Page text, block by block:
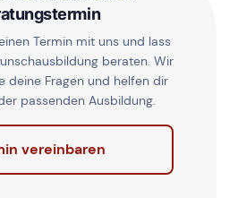
Termin mit uns und lass
beraten. Wir
deine Fragen und helfen dir
passenden Ausbildung.
vereinbaren